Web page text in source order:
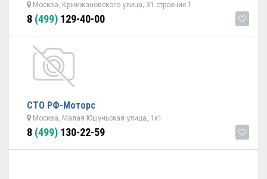
Москва, Кржижановского улица, 31 строение 1
8 (499) 129-40-00
СТО РФ-Моторс
Москва, Малая Юшуньская улица, 1к1
8 (499) 130-22-59